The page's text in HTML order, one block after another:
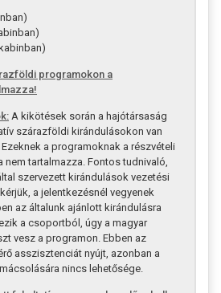
programokon a
A kikötések során a hajótársaság
szárazföldi kirándulásokon van
a programoknak a részvételi
nem tartalmazza. Fontos tudnivaló,
szervezett kirándulások vezetési
a jelentkezésnél vegyenek
az általunk ajánlott kirándulásra
a csoportból, úgy a magyar
vesz a programon. Ebben az
asszisztenciát nyújt, azonban a
nincs lehetősége.